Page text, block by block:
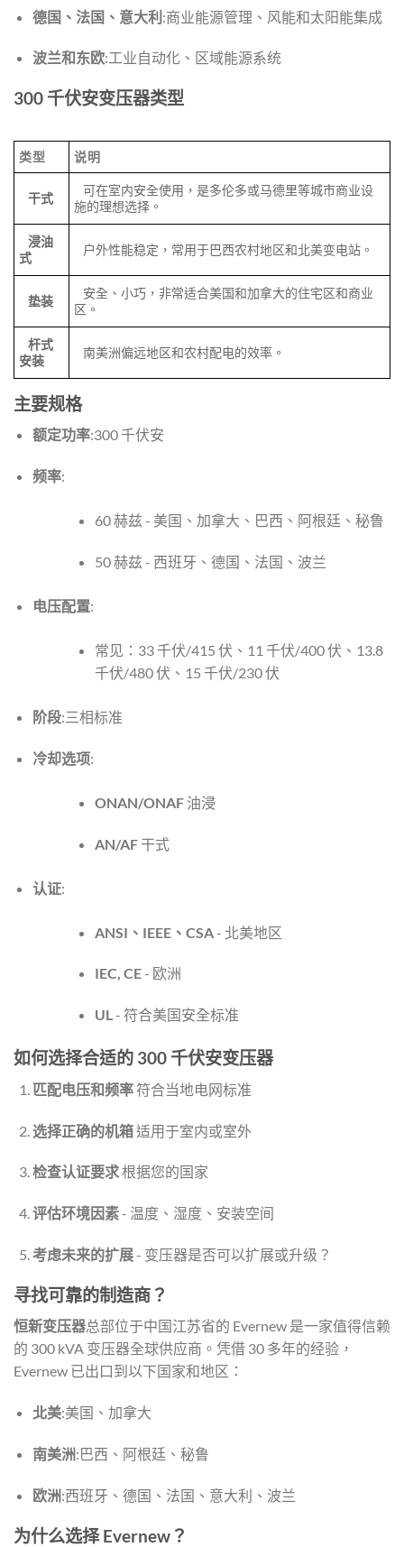
德国、法国、意大利 :商业能源管理、风能和太阳能集成
波兰和东欧:工业自动化、区域能源系统
300 千伏安变压器类型
类型 说明
干式
可在室内安全使用，是多伦多或马德里等城市商业设
施的理想选择。
浸油
式
户外性能稳定，常用于巴西农村地区和北美变电站。
垫装
安全、小巧，非常适合美国和加拿大的住宅区和商业
区。
杆式
安装
南美洲偏远地区和农村配电的效率。
主要规格
额定功率:300 千伏安
频率:
60 赫兹 - 美国、加拿大、巴西、阿根廷、秘鲁
50 赫兹 - 西班牙、德国、法国、波兰
电压配置:
常见：33 千伏/415 伏、11 千伏/400 伏、13.8
千伏/480 伏、15 千伏/230 伏
阶段:三相标准
冷却选项:
ONAN/ONAF油浸
AN/AF干式
认证:
ANSI、IEEE、CSA- 北美地区
IEC, CE- 欧洲
UL- 符合美国安全标准
如何选择合适的 300 千伏安变压器
匹配电压和频率符合当地电网标准
选择正确的机箱适用于室内或室外
检查认证要求根据您的国家
评估环境因素- 温度、湿度、安装空间
考虑未来的扩展- 变压器是否可以扩展或升级？
寻找可靠的制造商？
恒新变压器总部位于中国江苏省的 Evernew 是一家值得信赖
的 300 kVA 变压器全球供应商。凭借 30 多年的经验，
Evernew 已出口到以下国家和地区：
北美:美国、加拿大
南美洲:巴西、阿根廷、秘鲁
欧洲:西班牙、德国、法国、意大利、波兰
为什么选择 Evernew？